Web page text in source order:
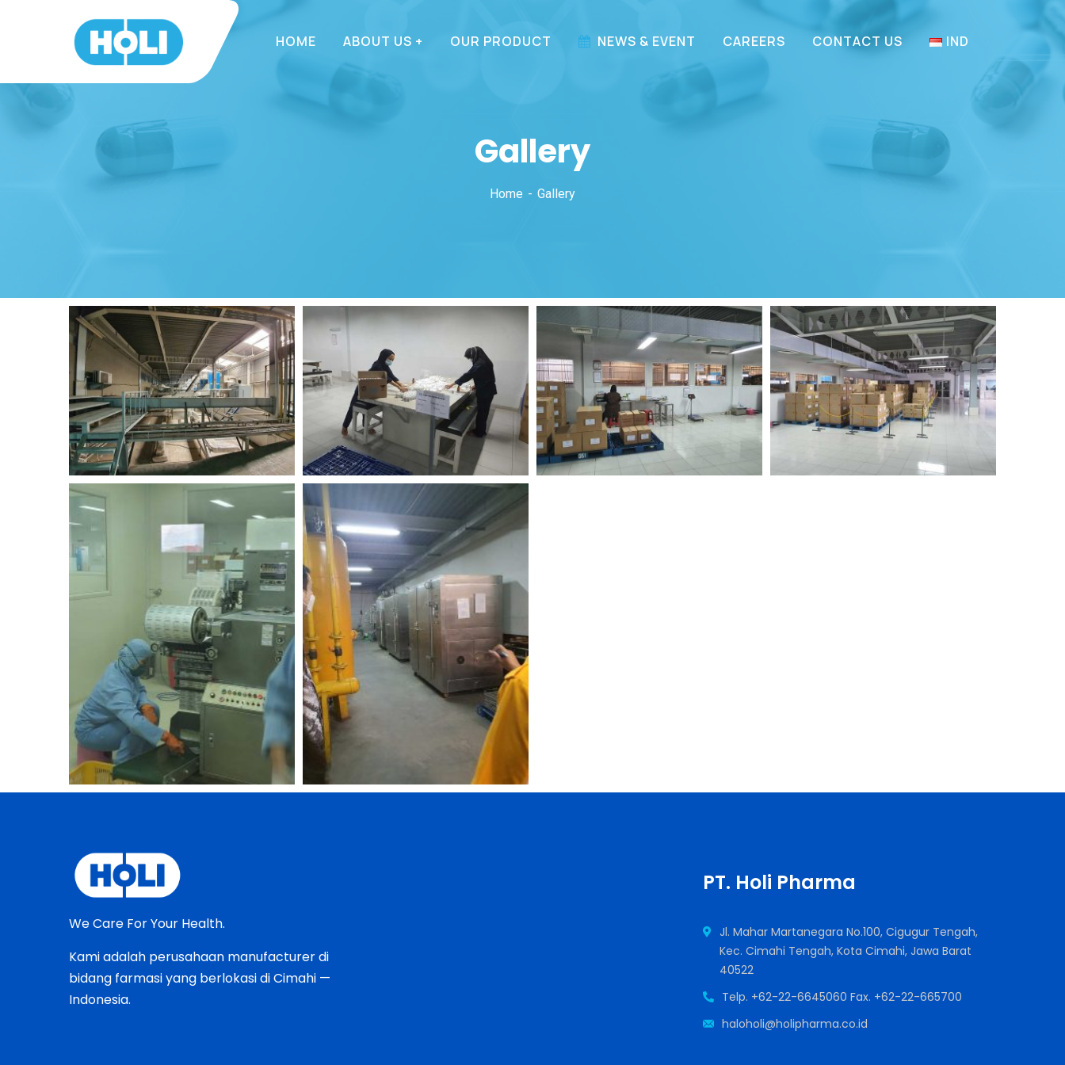
HOME ABOUT US OUR PRODUCT NEWS & EVENT CAREERS CONTACT US IND
Gallery
Home Gallery
We Care For Your Health.
Kami adalah perusahaan manufacturer di
bidang farmasi yang berlokasi di Cimahi —
Indonesia.
PT. Holi Pharma
Jl. Mahar Martanegara No.100, Cigugur Tengah,
Kec. Cimahi Tengah, Kota Cimahi, Jawa Barat
40522
Telp. +62-22-6645060 Fax. +62-22-665700
haloholi@holipharma.co.id